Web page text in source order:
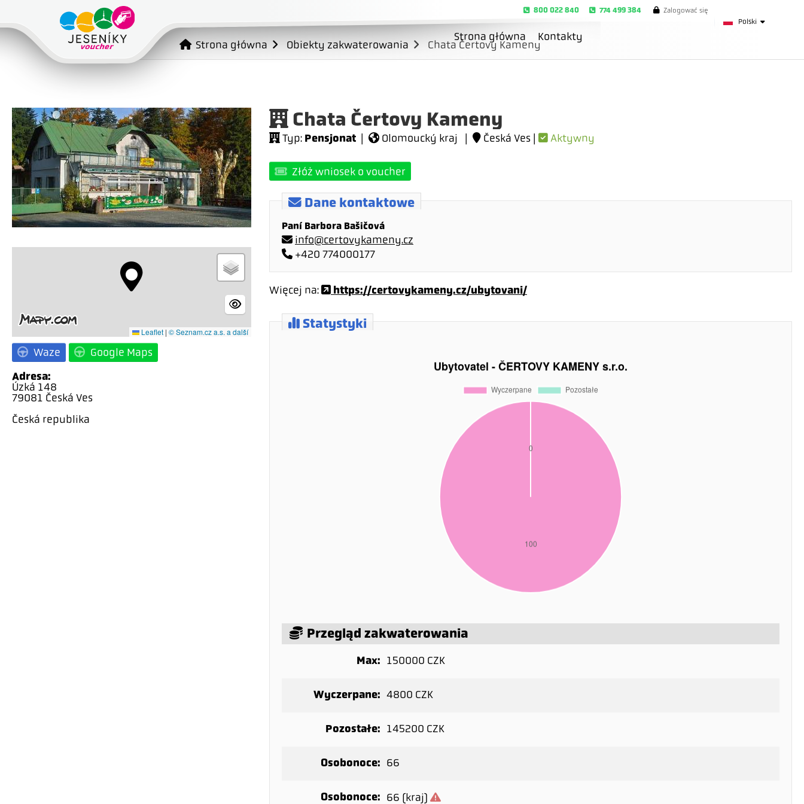
Polski
800 022 840 774 499 384 Zalogować się
Strona główna Kontakty
Strona główna Obiekty zakwaterowania Chata Čertovy Kameny
Leaflet | © Seznam.cz a.s. a další
Waze Google Maps
Adresa:
Úzká 148
79081 Česká Ves
Česká republika
Chata Čertovy Kameny
Typ: Pensjonat Olomoucký kraj | Česká Ves | Aktywny
Złóż wniosek o voucher
Dane kontaktowe
Paní Barbora Bašičová
info@certovykameny.cz
+420 774000177
Więcej na: https://certovykameny.cz/ubytovani/
Statystyki
Przegląd zakwaterowania
Max: 150000 CZK
Wyczerpane: 4800 CZK
Pozostałe: 145200 CZK
Osobonoce: 66
Osobonoce: 66 (kraj)